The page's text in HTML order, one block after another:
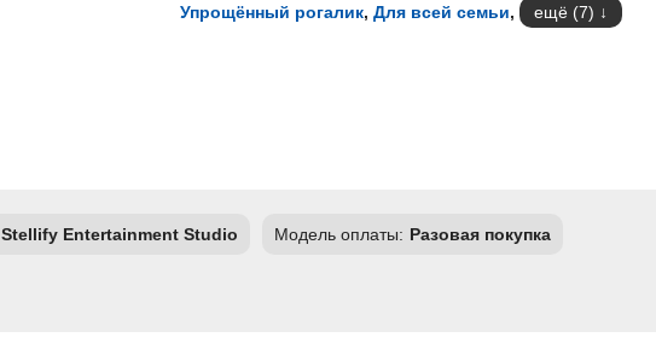
Упрощённый рогалик, Для всей семьи, ещё (7)
Stellify Entertainment Studio Модель оплаты: Разовая покупка